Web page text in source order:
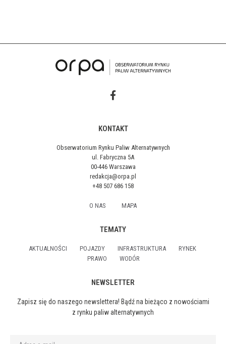
KONTAKT
Obserwatorium Rynku Paliw Alternatywnych
ul. Fabryczna 5A
00-446 Warszawa
redakcja@orpa.pl
+48 507 686 158
O NAS MAPA
TEMATY
AKTUALNOŚCI POJAZDY INFRASTRUKTURA
RYNEK
PRAWO
WODÓR
NEWSLETTER
Zapisz się do naszego newslettera! Bądź na bieżąco z nowościami
z rynku paliw alternatywnych